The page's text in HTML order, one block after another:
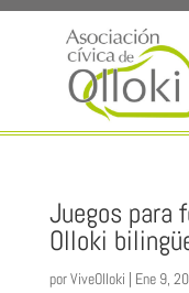
Juegos para
Olloki
porViveOlloki Ene 9,